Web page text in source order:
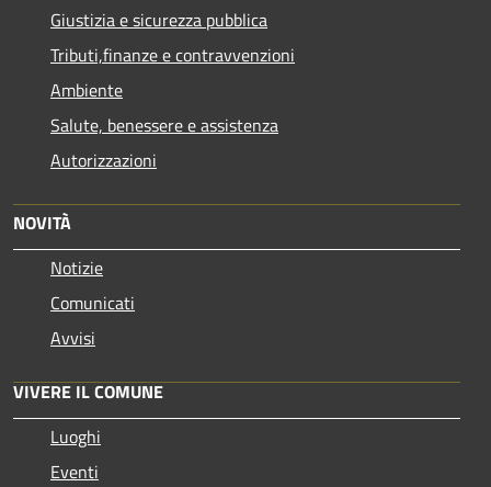
Giustizia e sicurezza pubblica
Tributi,finanze e contravvenzioni
Ambiente
Salute, benessere e assistenza
Autorizzazioni
NOVITÀ
Notizie
Comunicati
Avvisi
VIVERE IL COMUNE
Luoghi
Eventi